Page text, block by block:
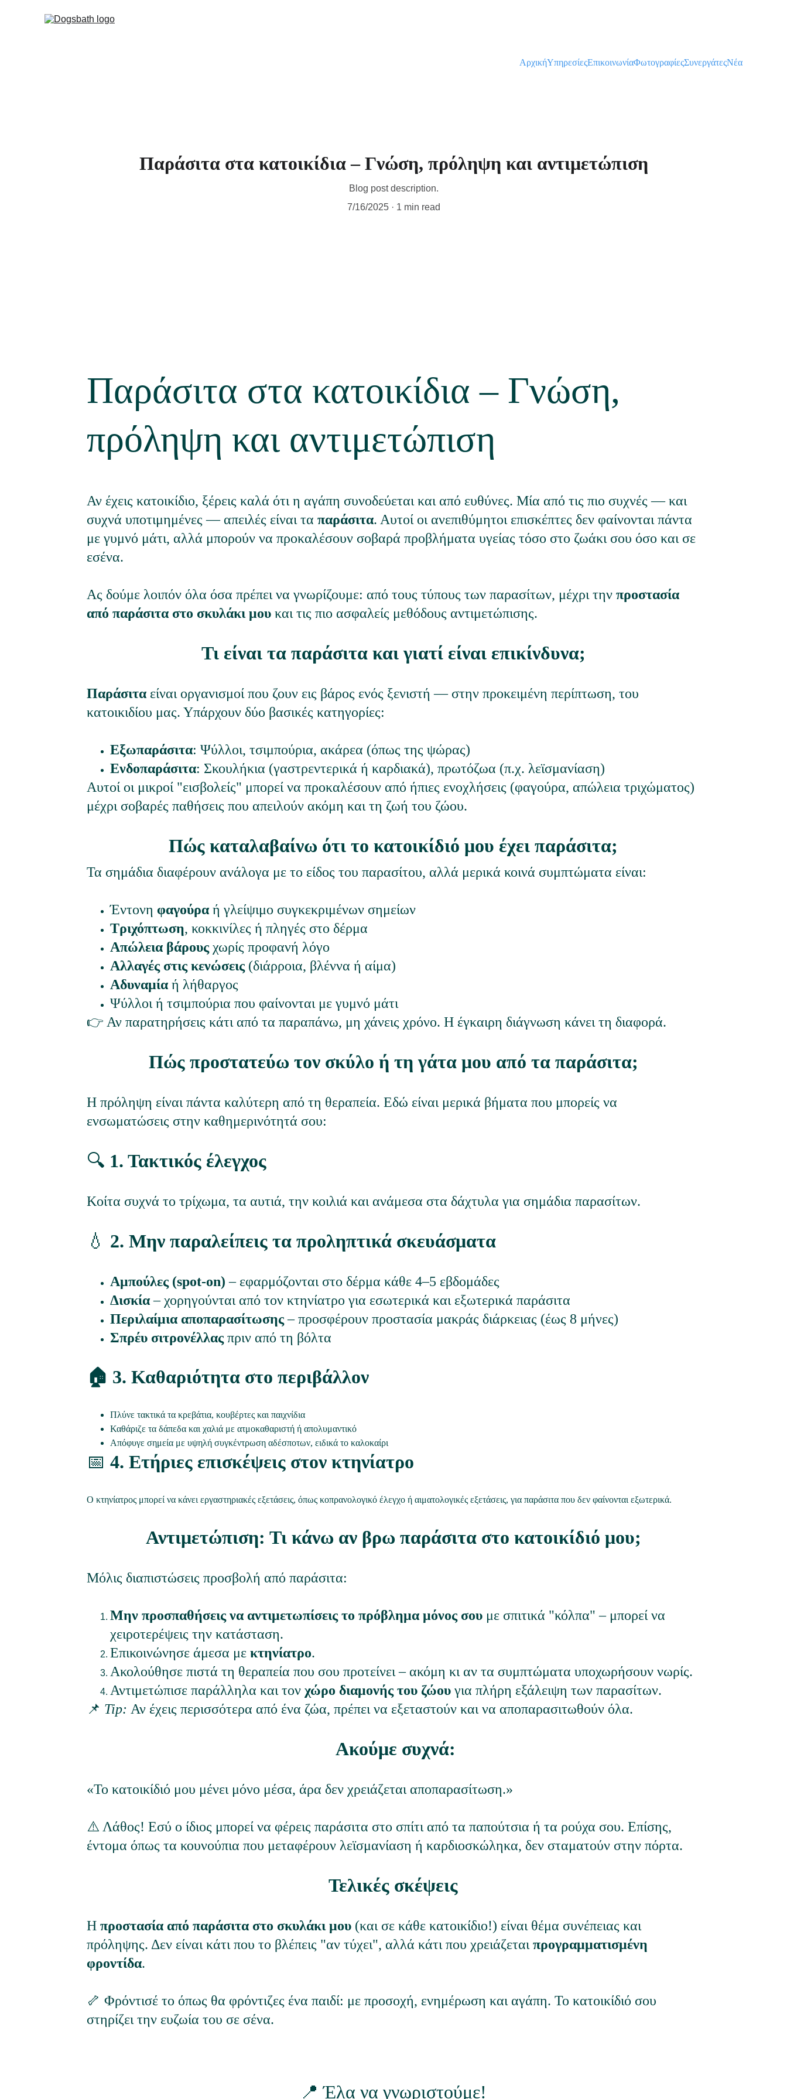
ΑρχικήΥπηρεσίεςΕπικοινωνίαΦωτογραφίεςΣυνεργάτεςΝέα
Παράσιτα στα κατοικίδια – Γνώση, πρόληψη και αντιμετώπιση
Blog post description.
7/16/2025
1 min read
Παράσιτα στα κατοικίδια – Γνώση,
πρόληψη και αντιμετώπιση
Αν έχεις κατοικίδιο, ξέρεις καλά ότι η αγάπη συνοδεύεται και από ευθύνες. Μία από τις πιο συχνές — και
συχνά υποτιμημένες — απειλές είναι τα παράσιτα. Αυτοί οι ανεπιθύμητοι επισκέπτες δεν φαίνονται πάντα
με γυμνό μάτι, αλλά μπορούν να προκαλέσουν σοβαρά προβλήματα υγείας τόσο στο ζωάκι σου όσο και σε
εσένα.
Ας δούμε λοιπόν όλα όσα πρέπει να γνωρίζουμε: από τους τύπους των παρασίτων, μέχρι την προστασία
από παράσιτα στο σκυλάκι μου και τις πιο ασφαλείς μεθόδους αντιμετώπισης.
Τι είναι τα παράσιτα και γιατί είναι επικίνδυνα;
Παράσιτα είναι οργανισμοί που ζουν εις βάρος ενός ξενιστή — στην προκειμένη περίπτωση, του
κατοικιδίου μας. Υπάρχουν δύο βασικές κατηγορίες:
Εξωπαράσιτα: Ψύλλοι, τσιμπούρια, ακάρεα (όπως της ψώρας)
Ενδοπαράσιτα: Σκουλήκια (γαστρεντερικά ή καρδιακά), πρωτόζωα (π.χ. λεϊσμανίαση)
Αυτοί οι μικροί "εισβολείς" μπορεί να προκαλέσουν από ήπιες ενοχλήσεις (φαγούρα, απώλεια τριχώματος)
μέχρι σοβαρές παθήσεις που απειλούν ακόμη και τη ζωή του ζώου.
Πώς καταλαβαίνω ότι το κατοικίδιό μου έχει παράσιτα;
Τα σημάδια διαφέρουν ανάλογα με το είδος του παρασίτου, αλλά μερικά κοινά συμπτώματα είναι:
Έντονη φαγούρα ή γλείψιμο συγκεκριμένων σημείων
Τριχόπτωση, κοκκινίλες ή πληγές στο δέρμα
Απώλεια βάρους χωρίς προφανή λόγο
Αλλαγές στις κενώσεις (διάρροια, βλέννα ή αίμα)
Αδυναμία ή λήθαργος
Ψύλλοι ή τσιμπούρια που φαίνονται με γυμνό μάτι
👉 Αν παρατηρήσεις κάτι από τα παραπάνω, μη χάνεις χρόνο. Η έγκαιρη διάγνωση κάνει τη διαφορά.
Πώς προστατεύω τον σκύλο ή τη γάτα μου από τα παράσιτα;
Η πρόληψη είναι πάντα καλύτερη από τη θεραπεία. Εδώ είναι μερικά βήματα που μπορείς να
ενσωματώσεις στην καθημερινότητά σου:
🔍 1. Τακτικός έλεγχος
Κοίτα συχνά το τρίχωμα, τα αυτιά, την κοιλιά και ανάμεσα στα δάχτυλα για σημάδια παρασίτων.
💧 2. Μην παραλείπεις τα προληπτικά σκευάσματα
Αμπούλες (spot-on) – εφαρμόζονται στο δέρμα κάθε 4–5 εβδομάδες
Δισκία – χορηγούνται από τον κτηνίατρο για εσωτερικά και εξωτερικά παράσιτα
Περιλαίμια αποπαρασίτωσης – προσφέρουν προστασία μακράς διάρκειας (έως 8 μήνες)
Σπρέυ σιτρονέλλας πριν από τη βόλτα
🏠 3. Καθαριότητα στο περιβάλλον
Πλύνε τακτικά τα κρεβάτια, κουβέρτες και παιχνίδια
Καθάριζε τα δάπεδα και χαλιά με ατμοκαθαριστή ή απολυμαντικό
Απόφυγε σημεία με υψηλή συγκέντρωση αδέσποτων, ειδικά το καλοκαίρι
📅 4. Ετήριες επισκέψεις στον κτηνίατρο
Ο κτηνίατρος μπορεί να κάνει εργαστηριακές εξετάσεις, όπως κοπρανολογικό έλεγχο ή αιματολογικές εξετάσεις, για παράσιτα που δεν φαίνονται εξωτερικά.
Αντιμετώπιση: Τι κάνω αν βρω παράσιτα στο κατοικίδιό μου;
Μόλις διαπιστώσεις προσβολή από παράσιτα:
Μην προσπαθήσεις να αντιμετωπίσεις το πρόβλημα μόνος σου με σπιτικά "κόλπα" – μπορεί να
χειροτερέψεις την κατάσταση.
Επικοινώνησε άμεσα με κτηνίατρο.
Ακολούθησε πιστά τη θεραπεία που σου προτείνει – ακόμη κι αν τα συμπτώματα υποχωρήσουν νωρίς.
Αντιμετώπισε παράλληλα και τον χώρο διαμονής του ζώου για πλήρη εξάλειψη των παρασίτων.
📌 Tip: Αν έχεις περισσότερα από ένα ζώα, πρέπει να εξεταστούν και να αποπαρασιτωθούν όλα.
Ακούμε συχνά:
«Το κατοικίδιό μου μένει μόνο μέσα, άρα δεν χρειάζεται αποπαρασίτωση.»
⚠️ Λάθος! Εσύ ο ίδιος μπορεί να φέρεις παράσιτα στο σπίτι από τα παπούτσια ή τα ρούχα σου. Επίσης,
έντομα όπως τα κουνούπια που μεταφέρουν λεϊσμανίαση ή καρδιοσκώληκα, δεν σταματούν στην πόρτα.
Τελικές σκέψεις
Η προστασία από παράσιτα στο σκυλάκι μου (και σε κάθε κατοικίδιο!) είναι θέμα συνέπειας και
πρόληψης. Δεν είναι κάτι που το βλέπεις "αν τύχει", αλλά κάτι που χρειάζεται προγραμματισμένη
φροντίδα.
🦴 Φρόντισέ το όπως θα φρόντιζες ένα παιδί: με προσοχή, ενημέρωση και αγάπη. Το κατοικίδιό σου
στηρίζει την ευζωία του σε σένα.
📍 Έλα να γνωριστούμε!